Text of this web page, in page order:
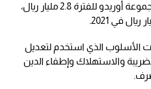
وبلغ صافي الربح المعدل لمجموعة أوريدو للفترة 2.8 مليار ريال،
الأسلوب الذي استخدم لتعديل
والاستهلاك وإطفاء الدين